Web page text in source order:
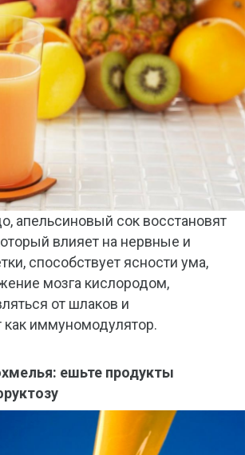
апельсиновый сок восстановят
влияет на нервные и
способствует ясности ума,
мозга кислородом,
от шлаков и
как иммуномодулятор.
ешьте продукты